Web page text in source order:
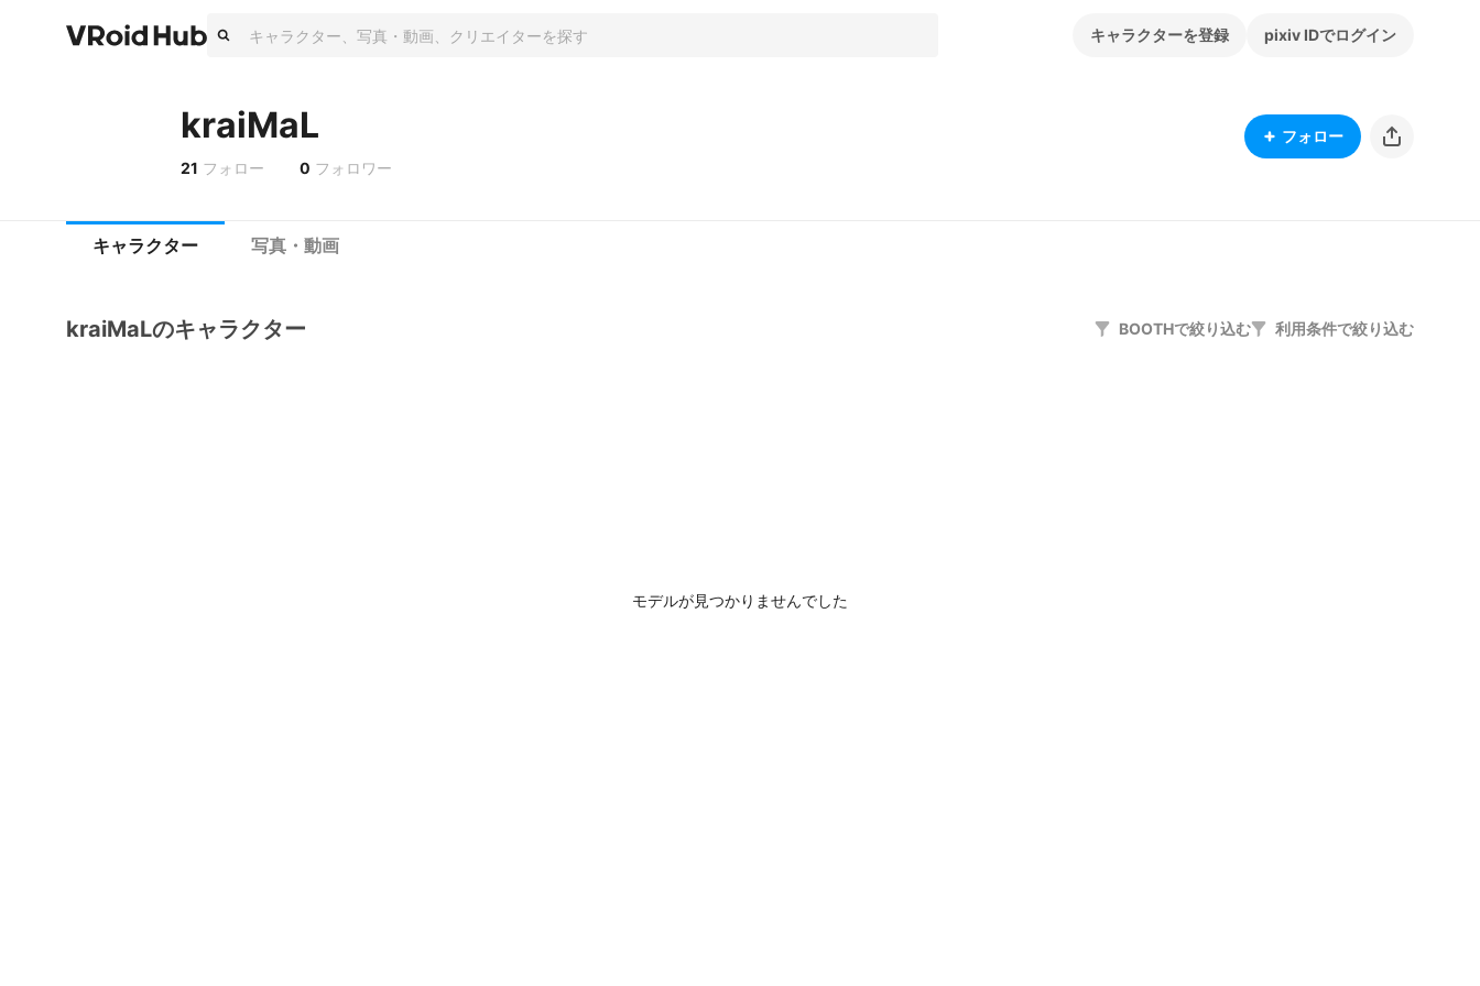
キャラクターを登録 pixiv IDでログイン
kraiMaL
21 フォロー 0 フォロワー
フォロー
キャラクター 写真・動画
kraiMaLのキャラクター BOOTHで絞り込む 利用条件で絞り込む
モデルが見つかりませんでした